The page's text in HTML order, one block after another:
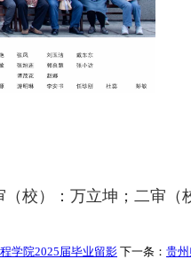
（校）：万立坤；二审（
学院2025届毕业留影下一条： 贵